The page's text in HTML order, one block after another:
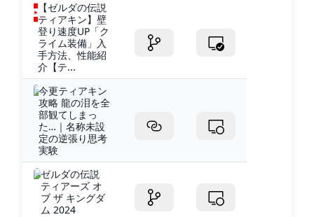
【ゼルダの伝説
ティアキン】壁
登り速度UP「ク
ライム装備」入
手方法、性能紹
介【テ...
今更ティアキン
攻略 龍の泪を全
部観てしまっ
た…｜名称未設
定の逆張り思考
実験
ゼルダの伝説
ティアーズ オ
ブ ザ キングダ
ム 2024